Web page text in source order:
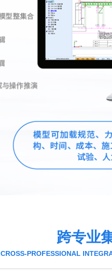
跨专业
CROSS-PROFESSIONAL